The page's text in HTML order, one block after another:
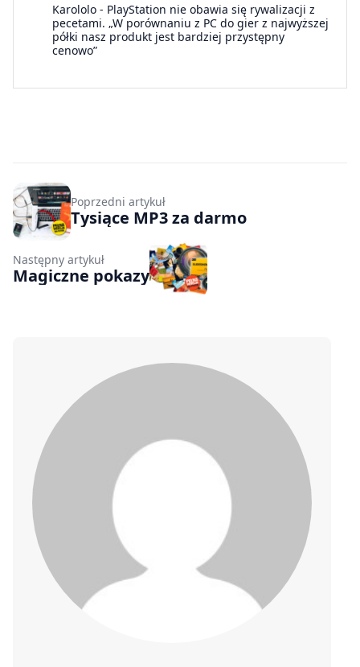
Karololo - PlayStation nie obawia się rywalizacji z
pecetami. „W porównaniu z PC do gier z najwyższej
półki nasz produkt jest bardziej przystępny
cenowo”
Poprzedni artykuł
Tysiące MP3 za darmo
Następny artykuł
Magiczne pokazy